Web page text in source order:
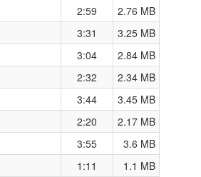
2:59
2.76 MB
3:31
3.25 MB
3:04
2.84 MB
2:32
2.34 MB
3:44
3.45 MB
2:20
2.17 MB
3:55
3.6 MB
1:11
1.1 MB